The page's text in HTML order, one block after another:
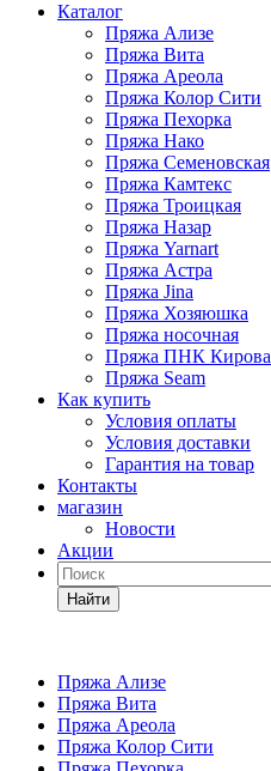
Каталог
Пряжа Ализе
Пряжа Вита
Пряжа Ареола
Пряжа Колор Сити
Пряжа Пехорка
Пряжа Нако
Пряжа Семеновская
Пряжа Камтекс
Пряжа Троицкая
Пряжа Назар
Пряжа Yarnart
Пряжа Астра
Пряжа Jina
Пряжа Хозяюшка
Пряжа носочная
Пряжа ПНК Кирова
Пряжа Seam
Как купить
Условия оплаты
Условия доставки
Гарантия на товар
Контакты
магазин
Новости
Акции
Найти
Пряжа Ализе
Пряжа Вита
Пряжа Ареола
Пряжа Колор Сити